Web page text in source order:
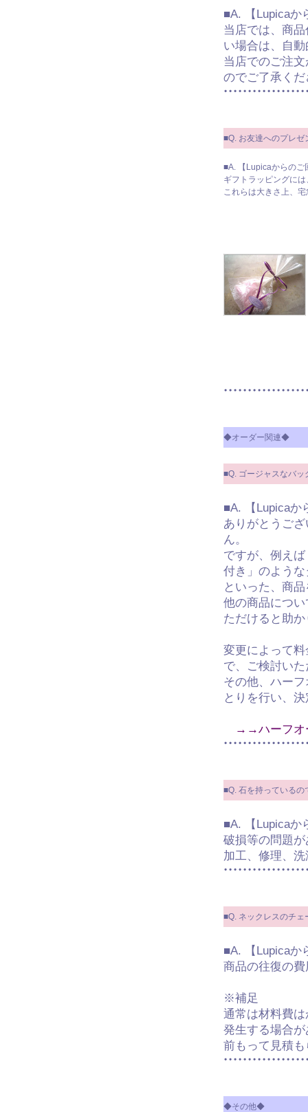
■A. 【Lupicaか
当店では、商
い場合は、自
当店でのご注
のでご了承く
■Q. お友達へのプレ
■A. 【Lupicaからのご
ギフトラッピングに
これらは大きさ上、
◆オーダー関連◆
■Q. ゴージャスなバ
■A. 【Lupicaか
ありがとうご
ん。
ですが、例え
付き」のよう
といった、商
他の商品につ
ただけると助
変更によって
で、ご検討い
その他、ハー
とりを行い、
→→ハーフオ
■Q. 石を持っている
■A. 【Lupicaか
破損等の問題
加工、修理、
■Q. ネックレスのチ
■A. 【Lupicaか
商品の往復の
※補足
通常は材料費
発生する場合
前もって見積
◆その他◆